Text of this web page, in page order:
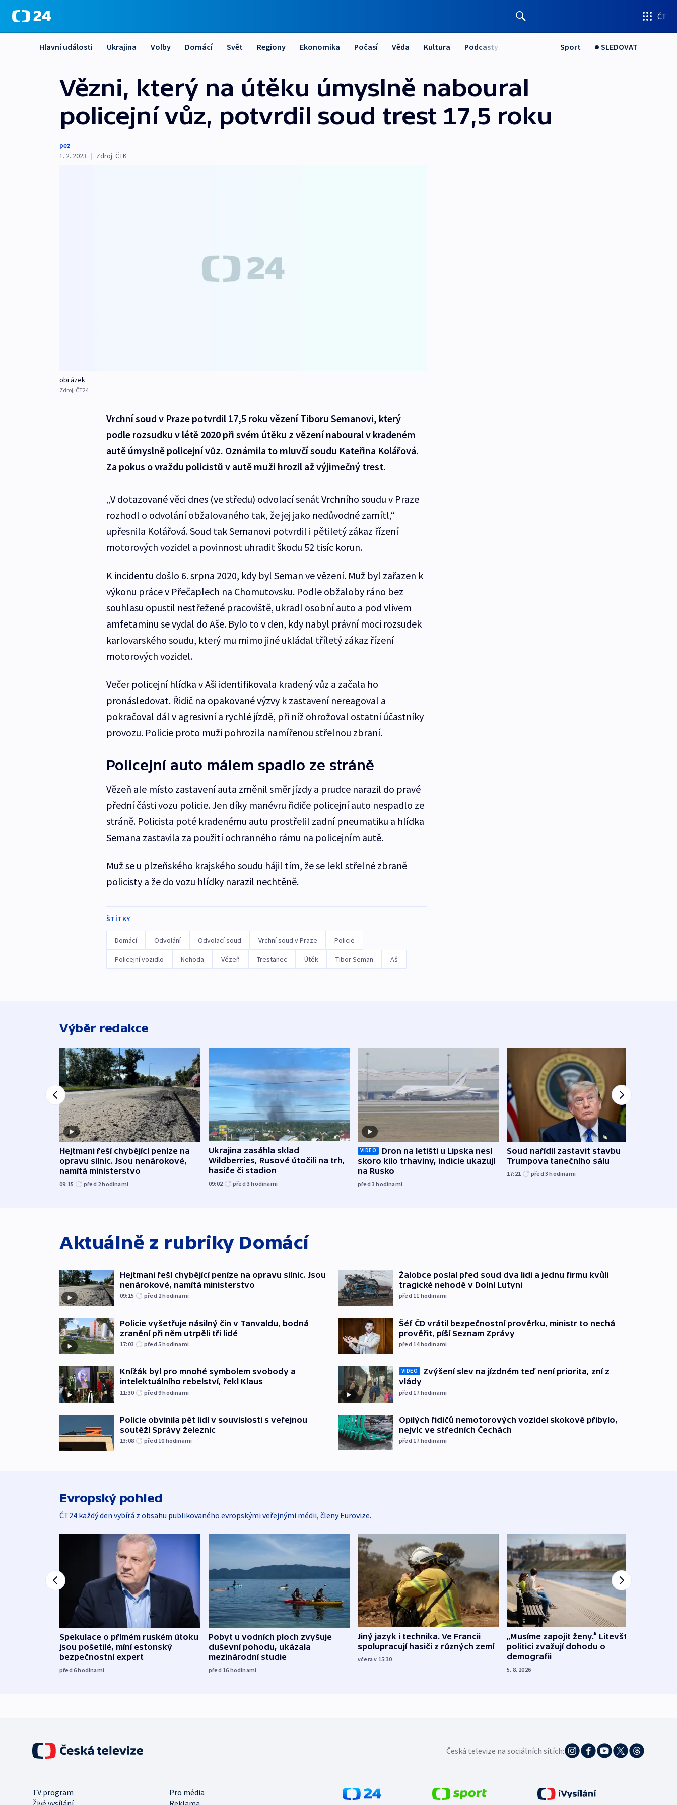
ČT
Hlavní události Ukrajina Volby Domácí Svět Regiony Ekonomika Počasí Věda Kultura Podcasty Sport SLEDOVAT
Vězni, který na útěku úmyslně naboural
policejní vůz, potvrdil soud trest 17,5 roku
pez
1. 2. 2023 | Zdroj: ČTK
obrázek
Zdroj: ČT24
Vrchní soud v Praze potvrdil 17,5 roku vězení Tiboru Semanovi, který
podle rozsudku v létě 2020 při svém útěku z vězení naboural v kradeném
autě úmyslně policejní vůz. Oznámila to mluvčí soudu Kateřina Kolářová.
Za pokus o vraždu policistů v autě muži hrozil až výjimečný trest.
„V dotazované věci dnes (ve středu) odvolací senát Vrchního soudu v Praze
rozhodl o odvolání obžalovaného tak, že jej jako nedůvodné zamítl,“
upřesnila Kolářová. Soud tak Semanovi potvrdil i pětiletý zákaz řízení
motorových vozidel a povinnost uhradit škodu 52 tisíc korun.
K incidentu došlo 6. srpna 2020, kdy byl Seman ve vězení. Muž byl zařazen k
výkonu práce v Přečaplech na Chomutovsku. Podle obžaloby ráno bez
souhlasu opustil nestřežené pracoviště, ukradl osobní auto a pod vlivem
amfetaminu se vydal do Aše. Bylo to v den, kdy nabyl právní moci rozsudek
karlovarského soudu, který mu mimo jiné ukládal tříletý zákaz řízení
motorových vozidel.
Večer policejní hlídka v Aši identifikovala kradený vůz a začala ho
pronásledovat. Řidič na opakované výzvy k zastavení nereagoval a
pokračoval dál v agresivní a rychlé jízdě, při níž ohrožoval ostatní účastníky
provozu. Policie proto muži pohrozila namířenou střelnou zbraní.
Policejní auto málem spadlo ze stráně
Vězeň ale místo zastavení auta změnil směr jízdy a prudce narazil do pravé
přední části vozu policie. Jen díky manévru řidiče policejní auto nespadlo ze
stráně. Policista poté kradenému autu prostřelil zadní pneumatiku a hlídka
Semana zastavila za použití ochranného rámu na policejním autě.
Muž se u plzeňského krajského soudu hájil tím, že se lekl střelné zbraně
policisty a že do vozu hlídky narazil nechtěně.
ŠTÍTKY
Domácí Odvolání Odvolací soud Vrchní soud v Praze Policie
Policejní vozidlo Nehoda Vězeň Trestanec Útěk Tibor Seman Aš
Výběr redakce
Hejtmani řeší chybějící peníze na
opravu silnic. Jsou nenárokové,
namítá ministerstvo
09:15 před 2hodinami
Ukrajina zasáhla sklad
Wildberries, Rusové útočili na trh,
hasiče či stadion
09:02 před 3hodinami
VIDEO
Dron na letišti u Lipska nesl
skoro kilo trhaviny, indicie ukazují
na Rusko
před 3hodinami
Soud nařídil zastavit stavbu
Trumpova tanečního sálu
17:21 před 3hodinami
Aktuálně z rubriky Domácí
Hejtmani řeší chybějící peníze na opravu silnic. Jsou
nenárokové, namítá ministerstvo
09:15 před 2hodinami
Policie vyšetřuje násilný čin v Tanvaldu, bodná
zranění při něm utrpěli tři lidé
17:03 před 5hodinami
Knížák byl pro mnohé symbolem svobody a
intelektuálního rebelství, řekl Klaus
11:30 před 9hodinami
Policie obvinila pět lidí v souvislosti s veřejnou
soutěží Správy železnic
13:08 před 10 hodinami
Žalobce poslal před soud dva lidi a jednu firmu kvůli
tragické nehodě v Dolní Lutyni
před 11 hodinami
Šéf ČD vrátil bezpečnostní prověrku, ministr to nechá
prověřit, píší Seznam Zprávy
před 14hodinami
VIDEO
Zvýšení slev na jízdném teď není priorita, zní z
vlády
před 17 hodinami
Opilých řidičů nemotorových vozidel skokově přibylo,
nejvíc ve středních Čechách
před 17 hodinami
Evropský pohled
ČT24 každý den vybírá z obsahu publikovaného evropskými veřejnými médii, členy Eurovize.
Spekulace o přímém ruském útoku
jsou pošetilé, míní estonský
bezpečnostní expert
před 6hodinami
Pobyt u vodních ploch zvyšuje
duševní pohodu, ukázala
mezinárodní studie
před 16 hodinami
Jiný jazyk i technika. Ve Francii
spolupracují hasiči z různých zemí
včera v 15:30
„Musíme zapojit ženy.“ Litevští
politici zvažují dohodu o
demografii
5. 8. 2026
Česká televize na sociálních sítích:
TV program
Pro média